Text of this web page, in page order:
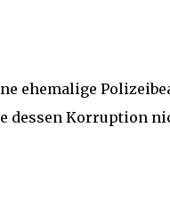
ehemalige
dessen Korruption